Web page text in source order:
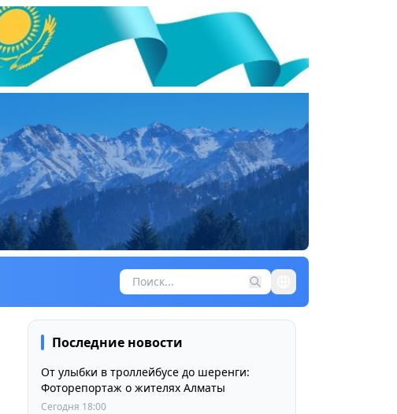
Последние новости
От улыбки в троллейбусе до шеренги:
Фоторепортаж о жителях Алматы
Сегодня 18:00